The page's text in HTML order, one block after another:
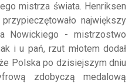
mistrza świata. Henriksen
największy
Nowickiego - mistrzostwo
i u pań, rzut młotem dodał
Polska po dzisiejszym dniu
zdobyczą medalową